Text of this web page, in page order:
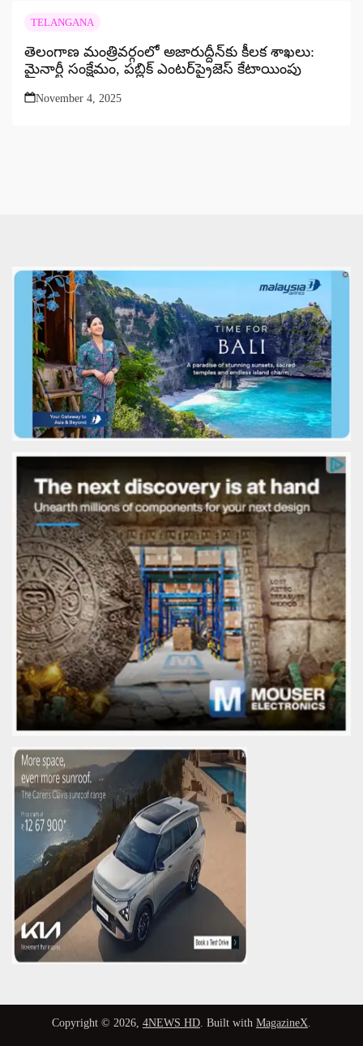
TELANGANA
తెలంగాణ మంత్రివర్గంలో అజారుద్దీన్‌కు కీలక శాఖలు:
మైనార్టీ సంక్షేమం, పబ్లిక్ ఎంటర్‌ప్రైజెస్ కేటాయింపు
November 4, 2025
Copyright © 2026, 4NEWS HD . Built with MagazineX